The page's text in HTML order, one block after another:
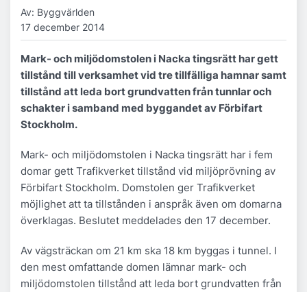
Av: Byggvärlden
17 december 2014
Mark- och miljödomstolen i Nacka tingsrätt har gett
tillstånd till verksamhet vid tre tillfälliga hamnar samt
tillstånd att leda bort grundvatten från tunnlar och
schakter i samband med byggandet av Förbifart
Stockholm.
Mark- och miljödomstolen i Nacka tingsrätt har i fem
domar gett Trafikverket tillstånd vid miljöprövning av
Förbifart Stockholm. Domstolen ger Trafikverket
möjlighet att ta tillstånden i anspråk även om domarna
överklagas. Beslutet meddelades den 17 december.
Av vägsträckan om 21 km ska 18 km byggas i tunnel. I
den mest omfattande domen lämnar mark- och
miljödomstolen tillstånd att leda bort grundvatten från